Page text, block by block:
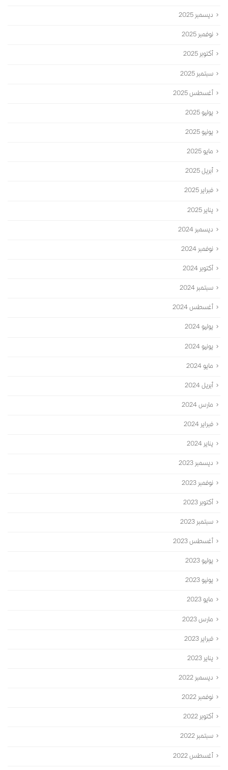
ديسمبر 2025
نوفمبر 2025
أكتوبر 2025
سبتمبر 2025
أغسطس 2025
يوليو 2025
يونيو 2025
مايو 2025
أبريل 2025
فبراير 2025
يناير 2025
ديسمبر 2024
نوفمبر 2024
أكتوبر 2024
سبتمبر 2024
أغسطس 2024
يوليو 2024
يونيو 2024
مايو 2024
أبريل 2024
مارس 2024
فبراير 2024
يناير 2024
ديسمبر 2023
نوفمبر 2023
أكتوبر 2023
سبتمبر 2023
أغسطس 2023
يوليو 2023
يونيو 2023
مايو 2023
مارس 2023
فبراير 2023
يناير 2023
ديسمبر 2022
نوفمبر 2022
أكتوبر 2022
سبتمبر 2022
أغسطس 2022